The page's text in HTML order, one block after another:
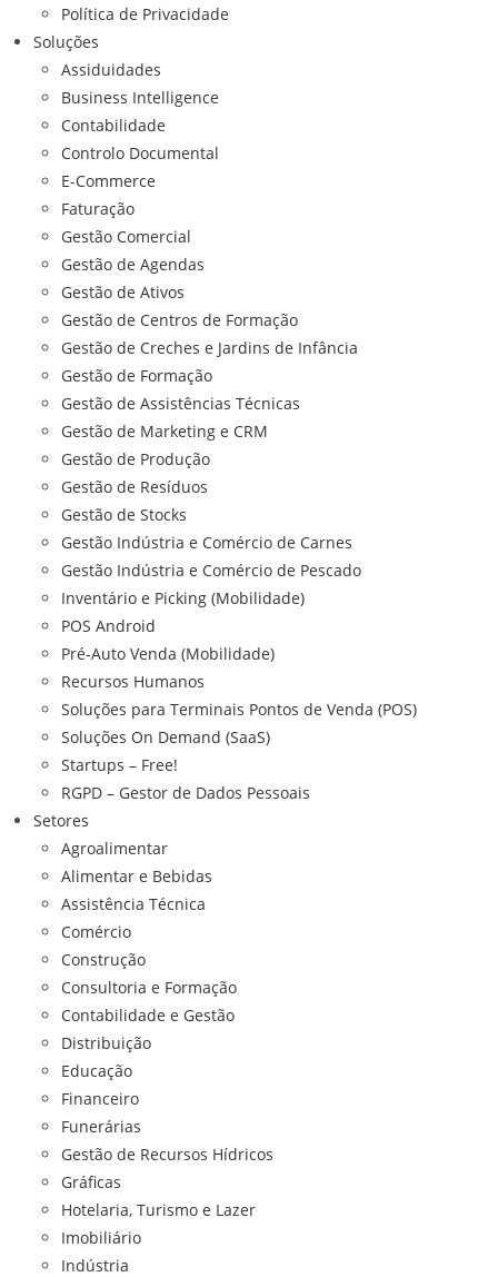
Política de Privacidade
Soluções
Assiduidades
Business Intelligence
Contabilidade
Controlo Documental
E-Commerce
Faturação
Gestão Comercial
Gestão de Agendas
Gestão de Ativos
Gestão de Centros de Formação
Gestão de Creches e Jardins de Infância
Gestão de Formação
Gestão de Assistências Técnicas
Gestão de Marketing e CRM
Gestão de Produção
Gestão de Resíduos
Gestão de Stocks
Gestão Indústria e Comércio de Carnes
Gestão Indústria e Comércio de Pescado
Inventário e Picking (Mobilidade)
POS Android
Pré-Auto Venda (Mobilidade)
Recursos Humanos
Soluções para Terminais Pontos de Venda (POS)
Soluções On Demand (SaaS)
Startups – Free!
RGPD – Gestor de Dados Pessoais
Setores
Agroalimentar
Alimentar e Bebidas
Assistência Técnica
Comércio
Construção
Consultoria e Formação
Contabilidade e Gestão
Distribuição
Educação
Financeiro
Funerárias
Gestão de Recursos Hídricos
Gráficas
Hotelaria, Turismo e Lazer
Imobiliário
Indústria